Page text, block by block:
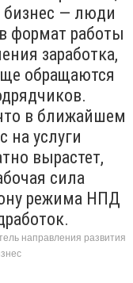
бизнес — люди
формат работы
заработка,
обращаются
в ближайшем
на услуги
вырастет,
сила
режима НПД
направления развития